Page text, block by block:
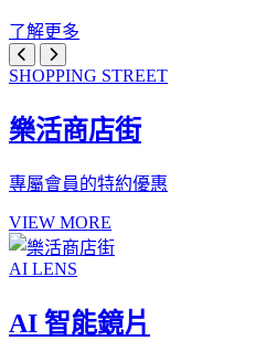
了解更多
SHOPPING STREET
樂活商店街
專屬會員的特約優惠
VIEW MORE
AI LENS
AI 智能鏡片